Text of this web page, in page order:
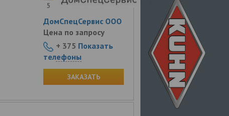
5
ДомСпецСервис ООО
Цена по запросу
+ 375 Показать
телефоны
ЗАКАЗАТЬ